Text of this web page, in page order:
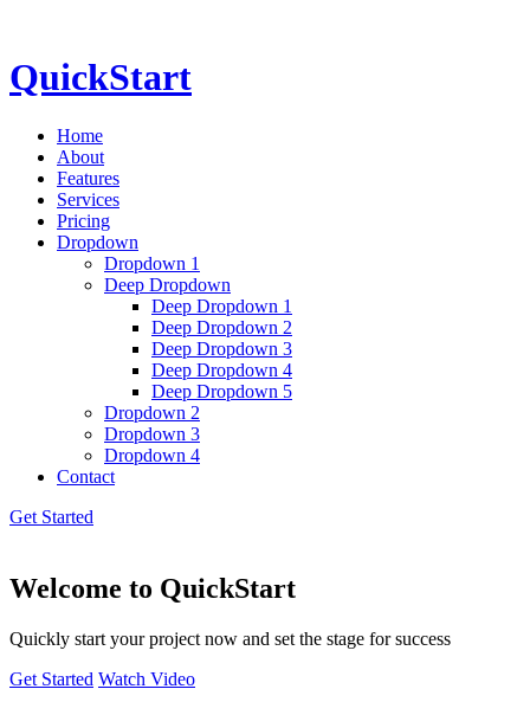
QuickStart
Home
About
Features
Services
Pricing
Dropdown
Dropdown 1
Deep Dropdown
Deep Dropdown 1
Deep Dropdown 2
Deep Dropdown 3
Deep Dropdown 4
Deep Dropdown 5
Dropdown 2
Dropdown 3
Dropdown 4
Contact
Get Started
Welcome to QuickStart
Quickly start your project now and set the stage for success
Get Started Watch Video